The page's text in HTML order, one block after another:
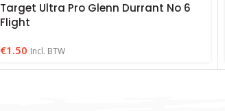
Target Ultra Pro Glenn Durrant No 6
Flight
€1.50 Incl. BTW